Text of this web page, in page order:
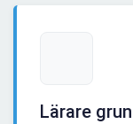
Lärare